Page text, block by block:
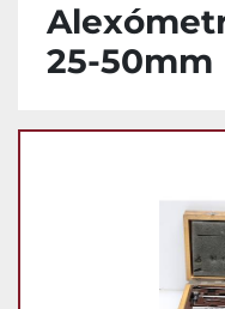
25-50mm